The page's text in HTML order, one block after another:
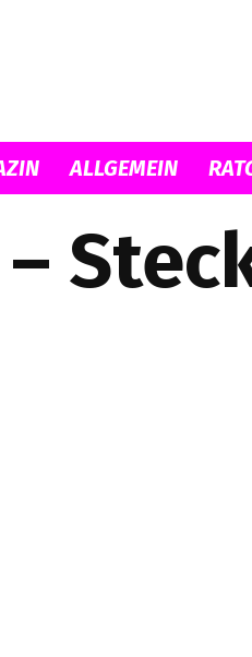
Musicload
ALLGEMEIN
–